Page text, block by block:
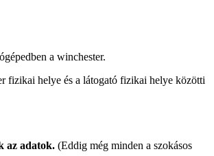
a winchester.
fizikai helye és a látogató fizikai helye közötti
az adatok. (Eddig még minden a szokásos